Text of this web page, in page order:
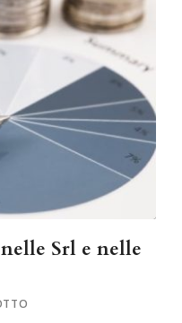
Srl e nelle